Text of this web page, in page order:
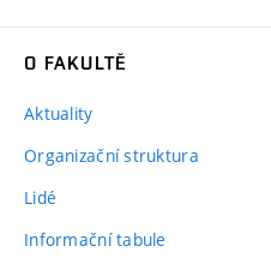
O FAKULTĚ
Aktuality
Organizační struktura
Lidé
Informační tabule